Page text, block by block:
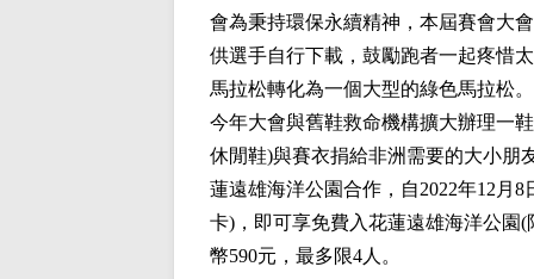
會為秉持環保永續精神，本屆賽會大
供選手自行下載，鼓勵跑者一起疼惜
馬拉松轉化為一個大型的綠色馬拉松
今年大會與舊鞋救命機構擴大辦理一
休閒鞋)與賽衣捐給非洲需要的大小朋
蓮遠雄海洋公園合作，自2022年12月
卡)，即可享免費入花蓮遠雄海洋公園
幣590元，最多限4人。